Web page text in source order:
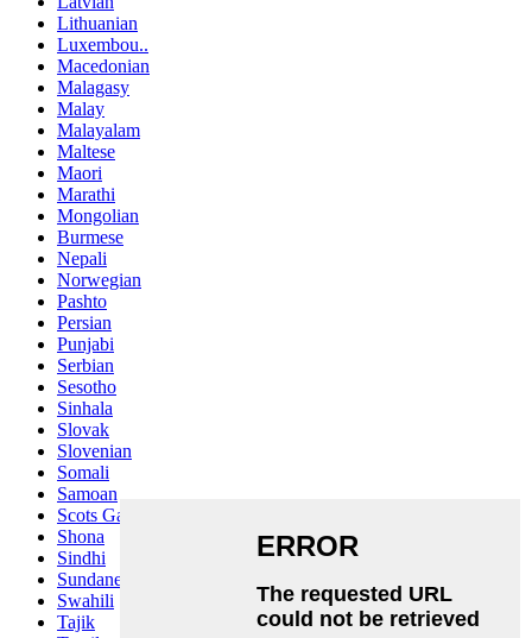
Lithuanian
Luxembou..
Macedonian
Malagasy
Malay
Malayalam
Maltese
Maori
Marathi
Mongolian
Burmese
Nepali
Norwegian
Pashto
Persian
Punjabi
Serbian
Sesotho
Sinhala
Slovak
Slovenian
Somali
Samoan
Scots Gaelic
Shona
Sindhi
Sundanese
Swahili
Tajik